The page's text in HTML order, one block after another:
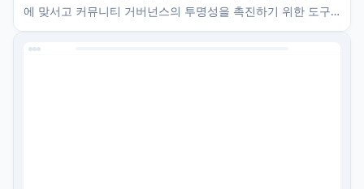
에 맞서고 커뮤니티 거버넌스의 투명성을 촉진하기 위한 도구,
교육 및 전문가 지침을 제공하는 AI 기반 플랫폼입니다.